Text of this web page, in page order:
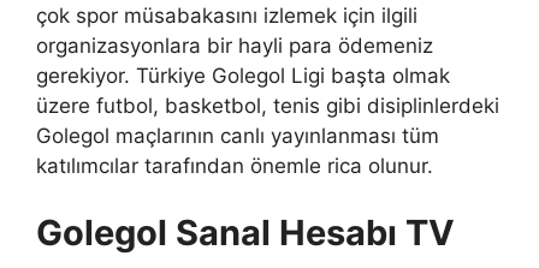
çok spor müsabakasını izlemek için ilgili
organizasyonlara bir hayli para ödemeniz
gerekiyor. Türkiye Golegol Ligi başta olmak
üzere futbol, ​​basketbol, ​​tenis gibi disiplinlerdeki
Golegol maçlarının canlı yayınlanması tüm
katılımcılar tarafından önemle rica olunur.
Golegol Sanal Hesabı TV